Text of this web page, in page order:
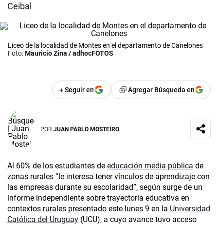
Ceibal
Liceo de la localidad de Montes en el departamento de Canelones
Foto:Mauricio Zina / adhocFOTOS
+ Seguir en Agregar Búsqueda en
POR JUAN PABLO MOSTEIRO
Al 60% de los estudiantes de educación media pública de
zonas rurales “le interesa tener vínculos de aprendizaje con
las empresas durante su escolaridad”, según surge de un
informe independiente sobre trayectoria educativa en
contextos rurales presentado este lunes 9 en la Universidad
Católica del Uruguay (UCU), a cuyo avance tuvo acceso